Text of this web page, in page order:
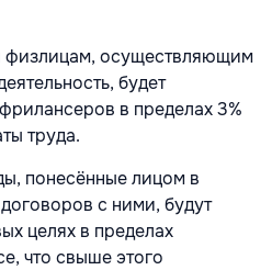
физлицам, осуществляющим
будет
в пределах 3%
труда.
понесённые лицом в
с ними, будут
целях в пределах
что свыше этого